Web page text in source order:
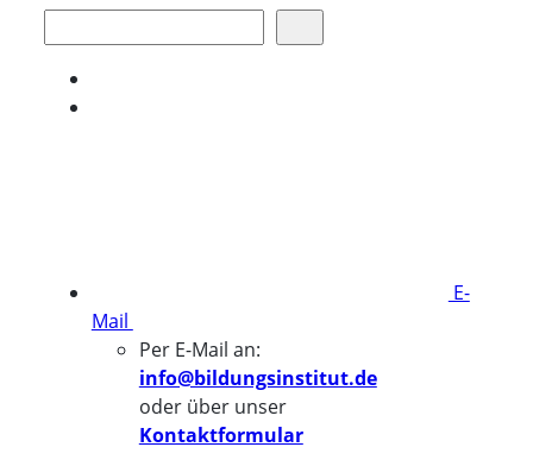
E-
Mail
Per E-Mail an:
info@bildungsinstitut.de
oder über unser
Kontaktformular